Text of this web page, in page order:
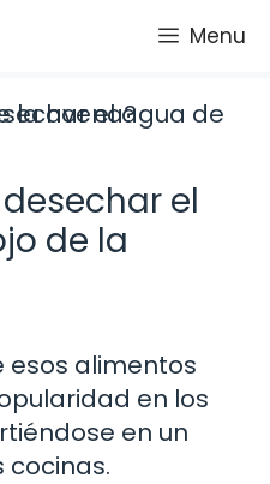
Menu
el
de la
esos alimentos
en los
en un
cocinas.